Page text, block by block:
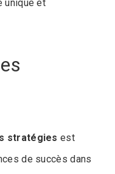
unique et
stratégies est
de succès dans